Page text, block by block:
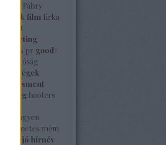
Fábry
film firka
globális pr good-
hírességek
hooters
ille olla
ingyen
internetes mém
jó hírnév